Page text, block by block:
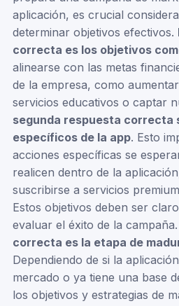
aplicación, es crucial
determinar objetivos efectivos.
correcta es los objetivos
alinearse con las metas
de la empresa, como
servicios educativos o captar
segunda respuesta correcta
específicos de la app. Esto
acciones específicas se
realicen dentro de la
suscribirse a servicios
Estos objetivos deben ser
evaluar el éxito de la campaña.
correcta es la etapa de
Dependiendo de si la
mercado o ya tiene una base
los objetivos y estrategias de